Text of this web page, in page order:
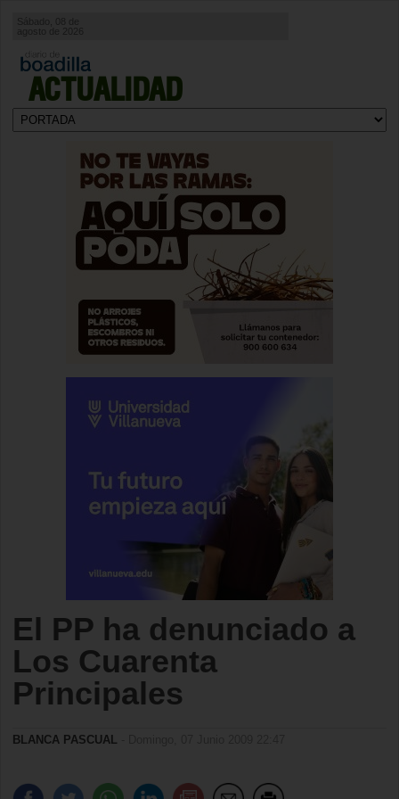
ACTUALIDAD
Sábado, 08 de
agosto de 2026
El PP ha denunciado a
Los Cuarenta
Principales
BLANCA PASCUAL